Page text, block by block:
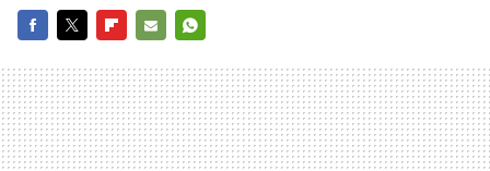
MAIL